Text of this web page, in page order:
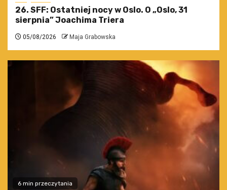
26. SFF: Ostatniej nocy w Oslo. O „Oslo, 31
sierpnia” Joachima Triera
05/08/2026 Maja Grabowska
6 min przeczytania